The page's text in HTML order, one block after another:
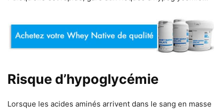
Risque d’hypoglycémie
Lorsque les acides aminés arrivent dans le sang en masse